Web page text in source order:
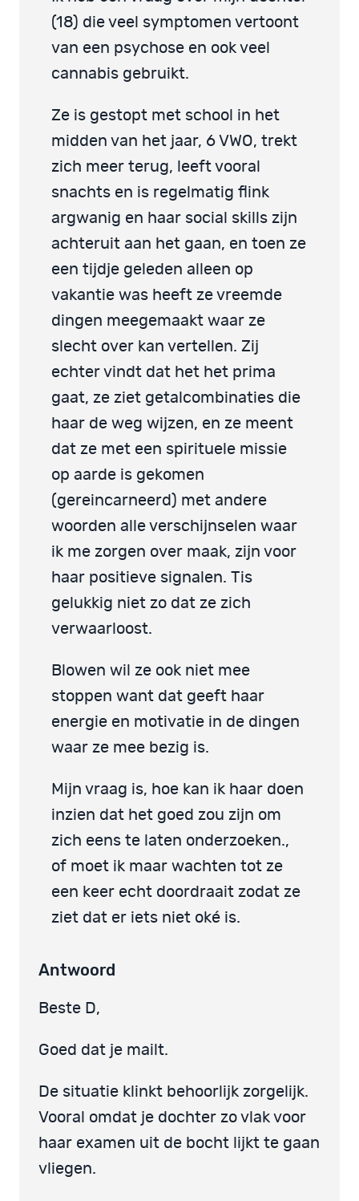
(18) die veel symptomen vertoont
van een psychose en ook veel
cannabis gebruikt.
Ze is gestopt met school in het
midden van het jaar, 6 VWO, trekt
zich meer terug, leeft vooral
snachts en is regelmatig flink
argwanig en haar social skills zijn
achteruit aan het gaan, en toen ze
een tijdje geleden alleen op
vakantie was heeft ze vreemde
dingen meegemaakt waar ze
slecht over kan vertellen. Zij
echter vindt dat het het prima
gaat, ze ziet getalcombinaties die
haar de weg wijzen, en ze meent
dat ze met een spirituele missie
op aarde is gekomen
(gereincarneerd) met andere
woorden alle verschijnselen waar
ik me zorgen over maak, zijn voor
haar positieve signalen. Tis
gelukkig niet zo dat ze zich
verwaarloost.
Blowen wil ze ook niet mee
stoppen want dat geeft haar
energie en motivatie in de dingen
waar ze mee bezig is.
Mijn vraag is, hoe kan ik haar doen
inzien dat het goed zou zijn om
zich eens te laten onderzoeken.,
of moet ik maar wachten tot ze
een keer echt doordraait zodat ze
ziet dat er iets niet oké is.
Antwoord
Beste D,
Goed dat je mailt.
De situatie klinkt behoorlijk zorgelijk.
Vooral omdat je dochter zo vlak voor
haar examen uit de bocht lijkt te gaan
vliegen.